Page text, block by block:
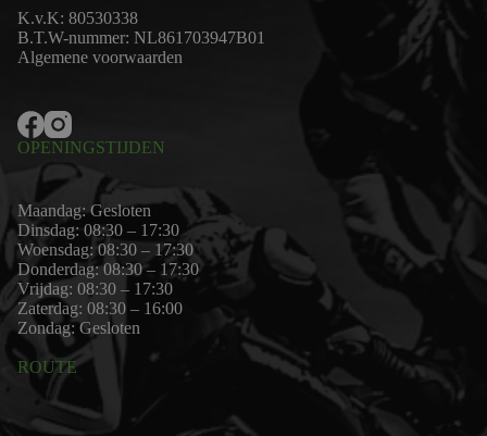
K.v.K: 80530338
B.T.W-nummer: NL861703947B01
Algemene voorwaarden
OPENINGSTIJDEN
Maandag: Gesloten
Dinsdag: 08:30 – 17:30
Woensdag: 08:30 – 17:30
Donderdag: 08:30 – 17:30
Vrijdag: 08:30 – 17:30
Zaterdag: 08:30 – 16:00
Zondag: Gesloten
ROUTE